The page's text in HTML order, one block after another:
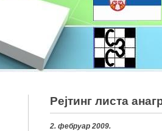
Рејтинг листа
2. фебруар 2009.